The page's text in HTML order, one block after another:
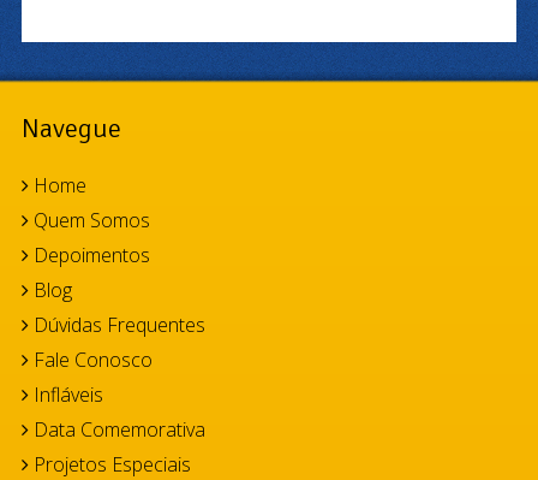
Navegue
Home
Quem Somos
Depoimentos
Blog
Dúvidas Frequentes
Fale Conosco
Infláveis
Data Comemorativa
Projetos Especiais